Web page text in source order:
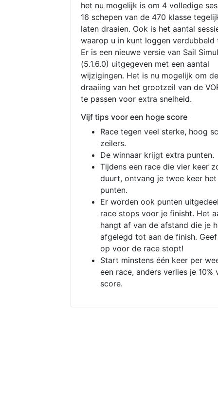
het nu mogelijk is om 4 volledige
16 schepen van de 470 klasse
laten draaien. Ook is het aantal
waarop u in kunt loggen verdubbeld
Er is een nieuwe versie van Sail
(5.1.6.0) uitgegeven met een aantal
wijzigingen. Het is nu mogelijk om de
draaiing van het grootzeil van de
te passen voor extra snelheid.
Vijf tips voor een hoge score
Race tegen veel sterke, hoog
zeilers.
De winnaar krijgt extra punten.
Tijdens een race die vier keer
duurt, ontvang je twee keer
punten.
Er worden ook punten
race stops voor je finisht. Het
hangt af van de afstand die je
afgelegd tot aan de finish.
op voor de race stopt!
Start minstens één keer per
een race, anders verlies je 10%
score.